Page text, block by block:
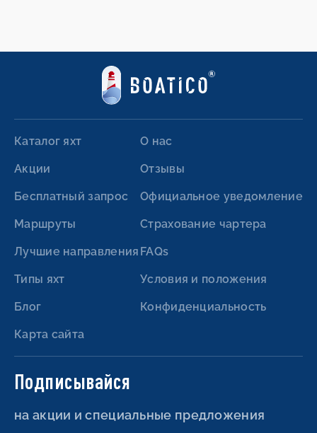
Каталог яхт
Акции
Бесплатный запрос
Маршруты
Лучшие направления
Типы яхт
Блог
Карта сайта
О нас
Отзывы
Официальное уведомление
Страхование чартера
FAQs
Условия и положения
Конфиденциальность
Подписывайся
на акции и специальные предложения